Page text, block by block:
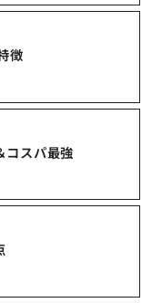
徴
コスパ最強